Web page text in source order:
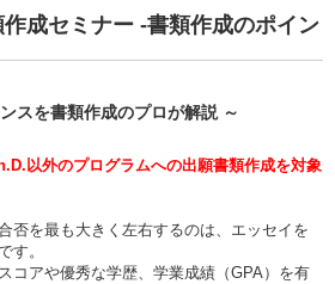
成セミナー -書類作成のポイン
スを書類作成のプロが解説 ～
以外のプログラムへの出願書類作成を対象
否を最も大きく左右するのは、エッセイを
す。
コアや優秀な学歴、学業成績（GPA）を有